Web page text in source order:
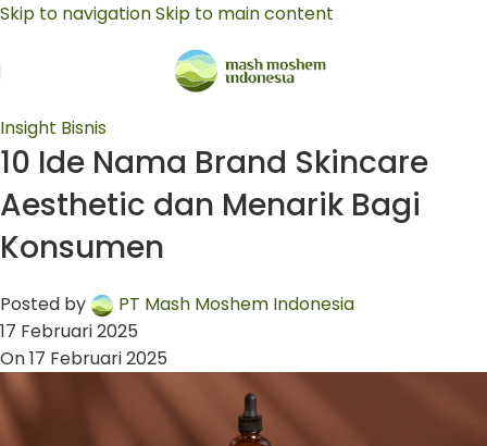
Skip to navigationSkip to main content
Insight Bisnis
10 Ide Nama Brand Skincare
Aesthetic dan Menarik Bagi
Konsumen
Posted by
PT Mash Moshem Indonesia
17 Februari 2025
On 17 Februari 2025